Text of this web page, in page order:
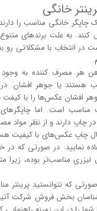
خانگی
چاپگر خانگی مناسب را
کنند. به علت برند‌های
در انتخاب با مشکلاتی رو
هر مصرف کننده به
هستند یا جوهر افشان.
افشان عکس‌ها را با کیفت
است. اما چاپگر‌های
چاپ دارند و از نظر مواد
چاپ عکس‌های با کیفیت
نمایید. در صورتی که در
لیزری مناسب‌تر بوده، زیرا
که نتوانستید پرینتر
بخش فروش شرکت